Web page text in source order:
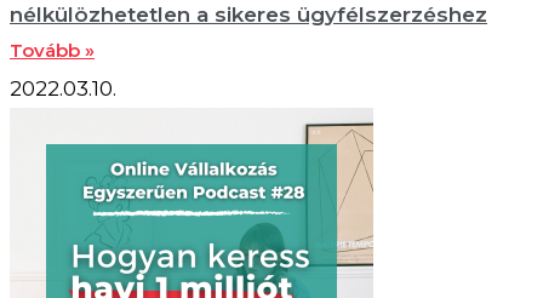
nélkülözhetetlen a sikeres ügyfélszerzéshez
Tovább »
2022.03.10.